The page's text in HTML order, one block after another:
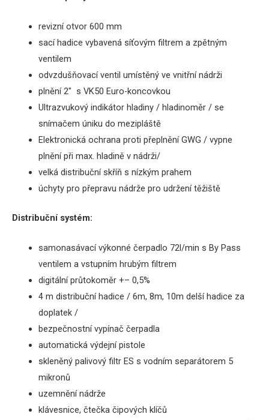
revizní otvor 600 mm
sací hadice vybavená síťovým filtrem a zpětným
ventilem
odvzdušňovací ventil umístěný ve vnitřní nádrži
plnění 2″ s VK50 Euro-koncovkou
Ultrazvukový indikátor hladiny / hladinoměr / se
snímačem úniku do mezipláště
Elektronická ochrana proti přeplnění GWG / vypne
plnění při max. hladině v nádrži/
velká distribuční skříň s nízkým prahem
úchyty pro přepravu nádrže pro udržení těžiště
Distribuční systém:
samonasávací výkonné čerpadlo 72l/min s By Pass
ventilem a vstupním hrubým filtrem
digitální průtokoměr +– 0,5%
4 m distribuční hadice / 6m, 8m, 10m delší hadice za
doplatek /
bezpečnostní vypínač čerpadla
automatická výdejní pistole
skleněný palivový filtr ES s vodním separátorem 5
mikronů
uzemnění nádrže
klávesnice, čtečka čipových klíčů